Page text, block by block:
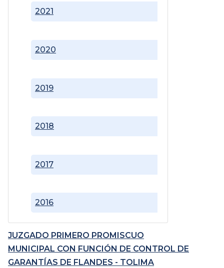
2016
2017
2018
2019
2020
2021
JUZGADO PRIMERO PROMISCUO
MUNICIPAL CON FUNCIÓN DE CONTROL DE
GARANTÍAS DE FLANDES - TOLIMA